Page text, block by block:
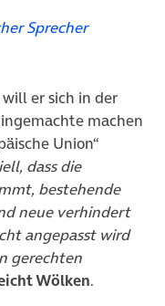
Sprecher
Tab)
er sich in der
machen
Union“
dass die
bestehende
neue verhindert
angepasst wird
gerechten
Wölken.